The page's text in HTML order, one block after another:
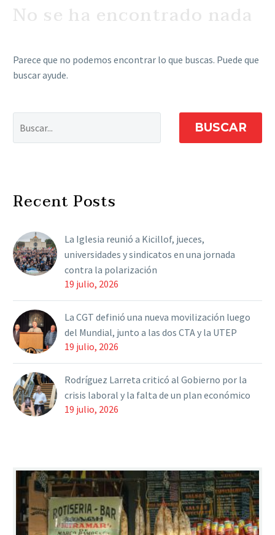
No se ha encontrado nada
Parece que no podemos encontrar lo que buscas. Puede que
buscar ayude.
BUSCAR
Recent Posts
La Iglesia reunió a Kicillof, jueces,
universidades y sindicatos en una jornada
contra la polarización
19 julio, 2026
La CGT definió una nueva movilización luego
del Mundial, junto a las dos CTA y la UTEP
19 julio, 2026
Rodríguez Larreta criticó al Gobierno por la
crisis laboral y la falta de un plan económico
19 julio, 2026